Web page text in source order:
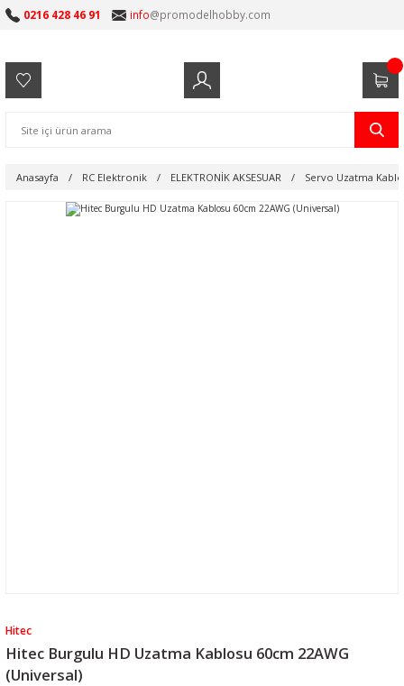
0216 428 46 91 info@promodelhobby.com
Anasayfa RC Elektronik ELEKTRONİK AKSESUAR Servo Uzatma
Hitec
Hitec Burgulu HD Uzatma Kablosu 60cm 22AWG
(Universal)